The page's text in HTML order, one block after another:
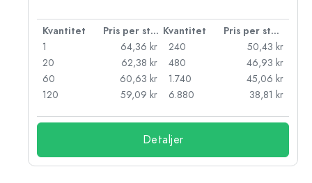
Kvantitet Pris per styck Kvantitet
Pris per styck
1
64,36 kr
20
62,38 kr
60
60,63 kr
120
59,09 kr
240
50,43 kr
480
46,93 kr
1.740
45,06 kr
6.880
38,81 kr
Detaljer